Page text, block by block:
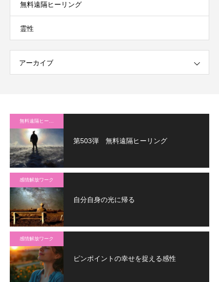
無料遠隔ヒーリング
霊性
アーカイブ
第503弾 無料遠隔ヒーリング
感情解放ワーク
自分自身の光に帰る
感情解放ワーク
ピンポイントの幸せを捉える感性